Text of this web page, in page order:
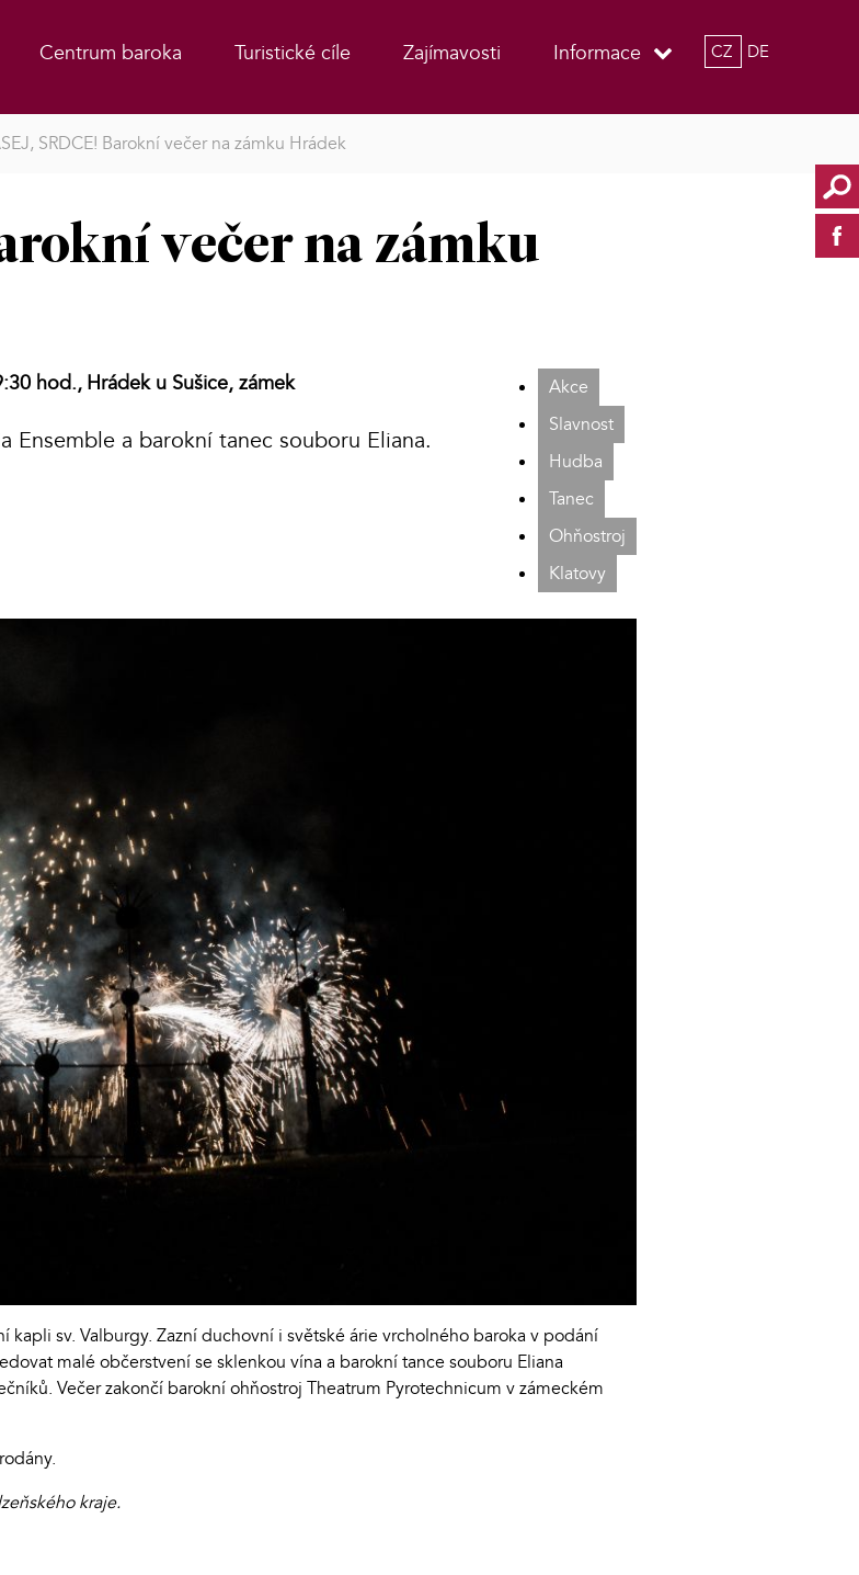
Centrum baroka Turistické cíle Zajímavosti Informace CZ DE
SRDCE! Barokní večer na zámku Hrádek
večer na zámku
Akce
Slavnost
Hudba
Tanec
Ohňostroj
Klatovy
hod.,Hrádek u Sušice, zámek
a barokní tanec souboru Eliana.
sv. Valburgy. Zazní duchovní i světské árie vrcholného baroka v podání
malé občerstvení se sklenkou vína a barokní tance souboru Eliana
Večer zakončí barokní ohňostroj Theatrum Pyrotechnicum v zámeckém
kraje.